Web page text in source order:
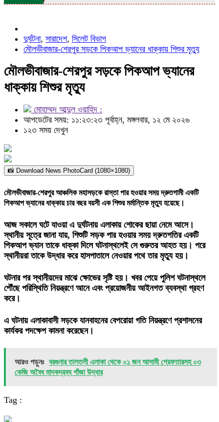
দুর্ঘটনা, সারাদেশ, সিলেট বিভাগ
মৌলভীবাজার-শেরপুর সড়কে পিকআপ ভ্যানের ধাক্কায় শিশুর মৃত্যু
মৌলভীবাজার-শেরপুর সড়কে পিকআপ ভ্যানের
ধাক্কায় শিশুর মৃত্যু
মোহাম্মদ আব্দুল ওয়াহিদ :
আপডেটের সময়: ১১:২৩:২৩ পূর্বাহ্ন, মঙ্গলবার, ১২ মে ২০২৬
১২৩ সময় দেখুন
📸 Download News PhotoCard (1080×1080)
মৌলভীবাজার-শেরপুর আঞ্চলিক মহাসড়কে রাস্তা পার হওয়ার সময় দ্রুতগামী একটি
পিকআপ ভ্যানের ধাক্কায় চার বছর বয়সী এক শিশুর মর্মান্তিক মৃত্যু হয়েছে।
আজ সকালে ঘটে যাওয়া এ দুর্ঘটনায় এলাকায় শোকের ছায়া নেমে আসে।
স্থানীয় সূত্রে জানা যায়, শিশুটি সড়ক পার হওয়ার সময় দ্রুতগতির একটি
পিকআপ ভ্যান তাকে ধাক্কা দিলে ঘটনাস্থলেই সে গুরুতর আহত হয়। পরে
স্থানীয়রা তাকে উদ্ধার করে হাসপাতালে নেওয়ার পথে তার মৃত্যু হয়।
ঘটনার পর স্থানীয়দের মাঝে ক্ষোভের সৃষ্টি হয়। খবর পেয়ে পুলিশ ঘটনাস্থলে
পৌঁছে পরিস্থিতি নিয়ন্ত্রণে আনে এবং প্রয়োজনীয় আইনগত ব্যবস্থা গ্রহণ
করে।
এ ঘটনায় এলাকাবাসী সড়কে যানবাহনের বেপরোয়া গতি নিয়ন্ত্রণে প্রশাসনের
কার্যকর পদক্ষেপ কামনা করেছেন।
আরও পড়ুনঃ বরগুনার তালতলী এলাকা থেকে ০১ জন আসামী গ্রেফতারসহ ০৩
কেজি অবৈধ মাদকদ্রব্য গাঁজা উদ্ধার
Tag :